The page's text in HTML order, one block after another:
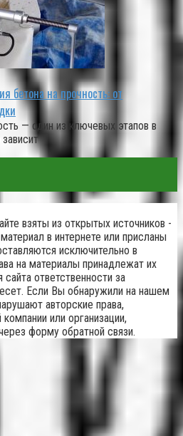
бетона на прочность: от
— один из ключевых этапов в
взяты из открытых источников -
в интернете или присланы
исключительно в
на материалы принадлежат их
ответственности за
Если Вы обнаружили на нашем
авторские права,
или организации,
форму обратной связи.